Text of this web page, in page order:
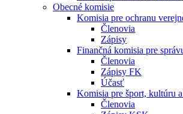
Obecné komisie
Komisia pre ochranu
Členovia
Zápisy
Finančná komisia pre
Členovia
Zápisy FK
Účasť
Komisia pre šport, kultúru
Členovia